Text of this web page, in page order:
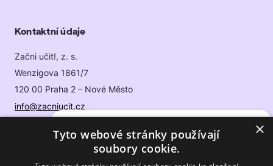
Začínáte učit? Nechte si poslat
newsletterový seriál s užitečnými
radami, jak zvládnout (a užít si) první
Kontaktní údaje
Začni učit!, z. s.
Wenzigova 1861/7
120 00 Praha 2 – Nové Město
info@zacniucit.cz
×
Tyto webové stránky používají
soubory cookie.